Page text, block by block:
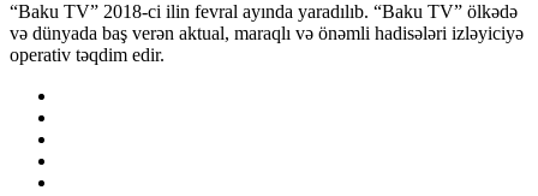
“Baku TV” 2018-ci ilin fevral ayında yaradılıb. “Baku TV” ölkədə
və dünyada baş verən aktual, maraqlı və önəmli hadisələri izləyiciyə
operativ təqdim edir.